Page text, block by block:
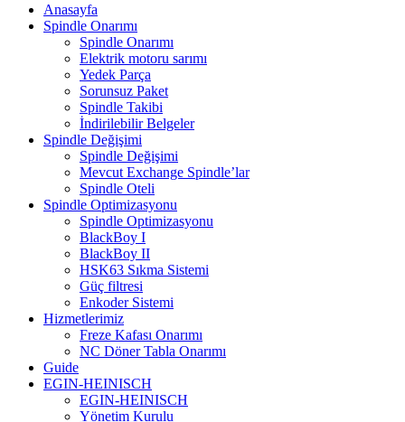
Anasayfa
Spindle Onarımı
Spindle Onarımı
Elektrik motoru sarımı
Yedek Parça
Sorunsuz Paket
Spindle Takibi
İndirilebilir Belgeler
Spindle Değişimi
Spindle Değişimi
Mevcut Exchange Spindle’lar
Spindle Oteli
Spindle Optimizasyonu
Spindle Optimizasyonu
BlackBoy I
BlackBoy II
HSK63 Sıkma Sistemi
Güç filtresi
Enkoder Sistemi
Hizmetlerimiz
Freze Kafası Onarımı
NC Döner Tabla Onarımı
Guide
EGIN-HEINISCH
EGIN-HEINISCH
Yönetim Kurulu